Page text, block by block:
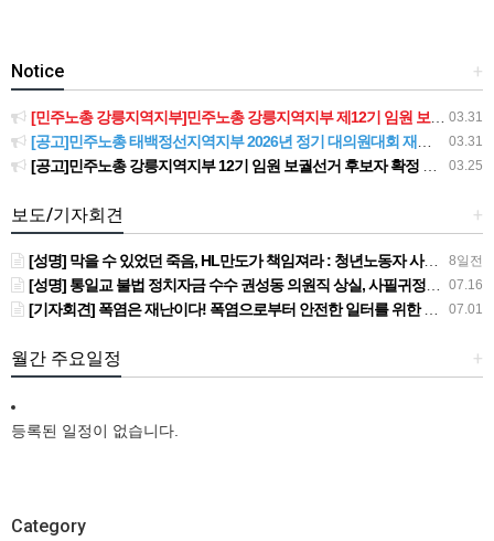
+
Notice
03.31
[민주노총 강릉지역지부]민주노총 강릉지역지부 제12기 임원 보궐선거결과 공고
03.31
[공고]민주노총 태백정선지역지부 2026년 정기 대의원대회 재소집 건
03.25
[공고]민주노총 강릉지역지부 12기 임원 보궐선거 후보자 확정 공고
+
보도/기자회견
8일전
[성명] 막을 수 있었던 죽음, HL만도가 책임져라 : 청년노동자 사망사고의 철저한 진상규명과 재발방지 대책 마련하라
07.16
[성명] 통일교 불법 정치자금 수수 권성동 의원직 상실, 사필귀정이다
07.01
[기자회견] 폭염은 재난이다! 폭염으로부터 안전한 일터를 위한 민주노총 강원지역본부 폭염감시단 선포 기자회견
+
월간 주요일정
등록된 일정이 없습니다.
Category